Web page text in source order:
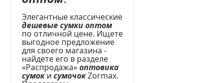
Элегантные классические
дешевые сумки оптом
по отличной цене. Ищете
выгодное предложение
для своего магазина -
найдете его в разделе
«Распродажа»оптовика
сумокисумочокZormax.